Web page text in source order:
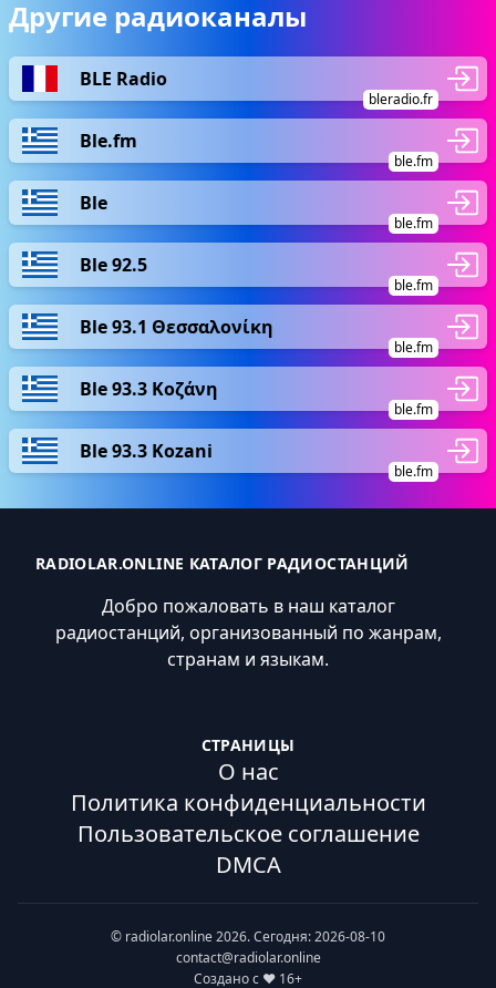
Другие радиоканалы
BLE Radio
bleradio.fr
Ble.fm
ble.fm
Ble
ble.fm
Ble 92.5
ble.fm
Ble 93.1 Θεσσαλονίκη
ble.fm
Ble 93.3 Κοζάνη
ble.fm
Ble 93.3 Kozani
ble.fm
RADIOLAR.ONLINE КАТАЛОГ РАДИОСТАНЦИЙ
Добро пожаловать в наш каталог
радиостанций, организованный по жанрам,
странам и языкам.
СТРАНИЦЫ
О нас
Политика конфиденциальности
Пользовательское соглашение
DMCA
© radiolar.online 2026. Сегодня: 2026-08-10
contact@radiolar.online
Создано с ❤️ 16+